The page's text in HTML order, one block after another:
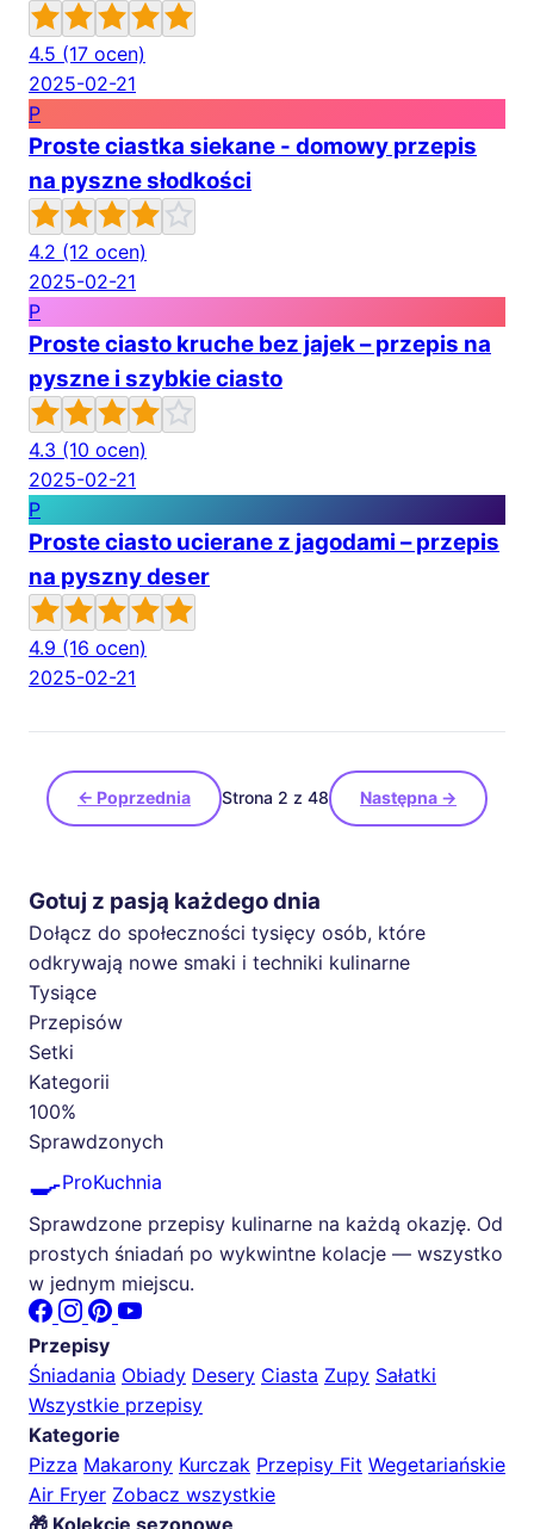
4.5 (17 ocen)
2025-02-21
P
Proste ciastka siekane - domowy przepis
na pyszne słodkości
4.2 (12 ocen)
2025-02-21
P
Proste ciasto kruche bez jajek – przepis na
pyszne i szybkie ciasto
4.3 (10 ocen)
2025-02-21
P
Proste ciasto ucierane z jagodami – przepis
na pyszny deser
4.9 (16 ocen)
2025-02-21
← Poprzednia Strona 2 z 48 Następna →
Gotuj z pasją każdego dnia
Dołącz do społeczności tysięcy osób, które
odkrywają nowe smaki i techniki kulinarne
Tysiące
Przepisów
Setki
Kategorii
100%
Sprawdzonych
🍳ProKuchnia
Sprawdzone przepisy kulinarne na każdą okazję. Od
prostych śniadań po wykwintne kolacje — wszystko
w jednym miejscu.
Przepisy
Śniadania Obiady Desery Ciasta Zupy Sałatki
Wszystkie przepisy
Kategorie
Pizza Makarony Kurczak Przepisy Fit Wegetariańskie
Air Fryer Zobacz wszystkie
🎁 Kolekcje sezonowe